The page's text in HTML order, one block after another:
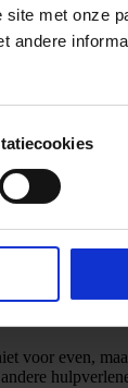
met onze
andere
voor even,